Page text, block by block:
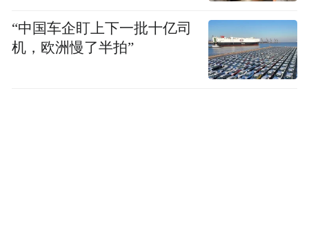
“特别声明：以上作品内容(包括在内的视频、图片或音
频)为凤凰网旗下自媒体平台“大风号”用户上传并发
布，本平台仅提供信息存储空间服务。
Notice: The content above (including the videos,
“中国车企盯上下一批十亿司
机，欧洲慢了半拍”